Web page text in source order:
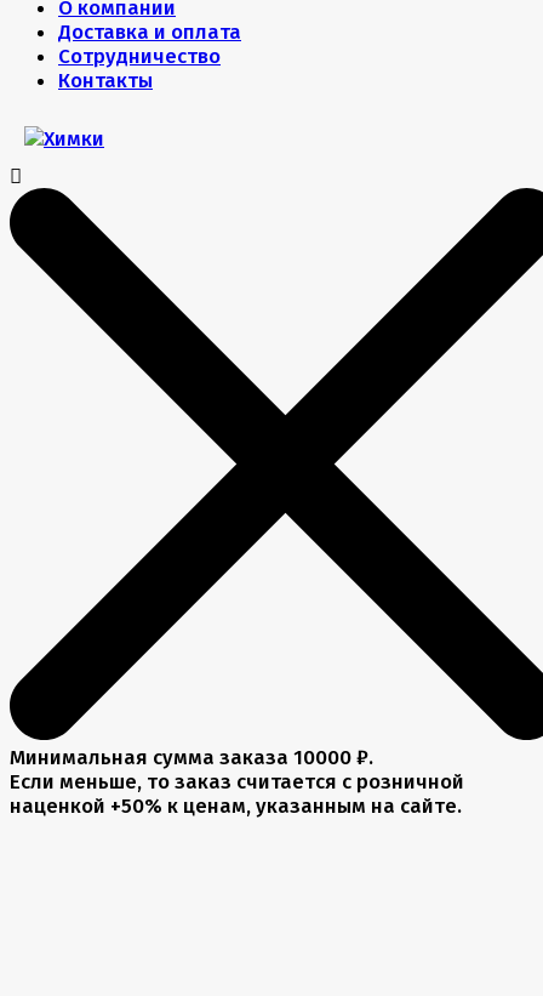
О компании
Доставка и оплата
Сотрудничество
Контакты
Минимальная сумма заказа 10000 ₽.
Если меньше, то заказ считается с розничной
наценкой +50% к ценам, указанным на сайте.